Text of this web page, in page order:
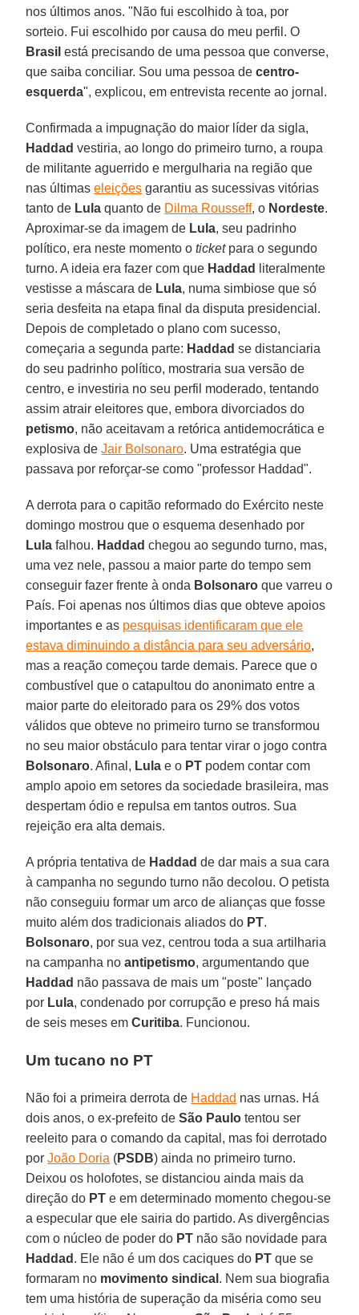
nos últimos anos. "Não fui escolhido à toa, por
sorteio. Fui escolhido por causa do meu perfil. O
Brasil está precisando de uma pessoa que converse,
que saiba conciliar. Sou uma pessoa decentro-
esquerda", explicou, em entrevista recente ao jornal.
Confirmada a impugnação do maior líder da sigla,
Haddad vestiria, ao longo do primeiro turno, a roupa
de militante aguerrido e mergulharia na região que
nas últimaseleições garantiu as sucessivas vitórias
tanto de Lula quanto de Dilma Rousseff, o Nordeste.
Aproximar-se da imagem de Lula, seu padrinho
político, era neste momento oticketpara o segundo
turno. A ideia era fazer com que Haddad
literalmente
vestisse a máscara de Lula, numa simbiose que só
seria desfeita na etapa final da disputa presidencial.
Depois de completado o plano com sucesso,
começaria a segunda parte: Haddad se distanciaria
do seu padrinho político, mostraria sua versão de
centro, e investiria no seu perfil moderado, tentando
assim atrair eleitores que, embora divorciados do
petismo, não aceitavam a retórica antidemocrática e
explosiva deJair Bolsonaro. Uma estratégia que
passava por reforçar-se como "professor Haddad".
A derrota para o capitão reformado do Exército neste
domingo mostrou que o esquema desenhado por
Lula falhou. Haddad chegou ao segundo turno, mas,
uma vez nele, passou a maior parte do tempo sem
conseguir fazer frente à onda Bolsonaro que varreu o
País. Foi apenas nos últimos dias que obteve apoios
importantes e as pesquisas identificaram que ele
estava diminuindo a distância para seu adversário,
mas a reação começou tarde demais. Parece que o
combustível que o catapultou do anonimato entre a
maior parte do eleitorado para os 29% dos votos
válidos que obteve no primeiro turno se transformou
no seu maior obstáculo para tentar virar o jogo contra
Bolsonaro. Afinal, Lula e o PT podem contar com
amplo apoio em setores da sociedade brasileira, mas
despertam ódio e repulsa em tantos outros. Sua
rejeição era alta demais.
A própria tentativa de Haddad de dar mais a sua cara
à campanha no segundo turno não decolou. O petista
não conseguiu formar um arco de alianças que fosse
muito além dos tradicionais aliados do PT.
Bolsonaro, por sua vez, centrou toda a sua artilharia
na campanha noantipetismo, argumentando que
Haddad não passava de mais um "poste" lançado
por Lula, condenado por corrupção e preso há mais
de seis meses em Curitiba. Funcionou.
Um tucano no PT
Não foi a primeira derrota de Haddad nas urnas. Há
dois anos, o ex-prefeito deSão Paulo tentou ser
reeleito para o comando da capital, mas foi derrotado
porJoão Doria (PSDB) ainda no primeiro turno.
Deixou os holofotes, se distanciou ainda mais da
direção do PT e em determinado momento chegou-se
a especular que ele sairia do partido. As divergências
com o núcleo de poder do PT não são novidade para
Haddad . Ele não é um dos caciques do PT que se
formaram no movimento sindical . Nem sua biografia
tem uma história de superação da miséria como seu